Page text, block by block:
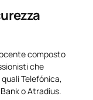
composto
che
Telefónica,
o Atradius.